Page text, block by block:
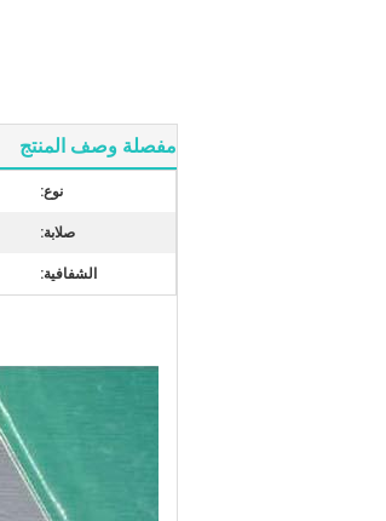
مفصلة وصف المنتج
نوع:
صلابة:
الشفافية: